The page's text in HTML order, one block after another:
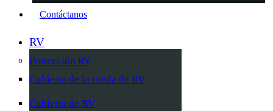
Contáctanos
RV
Protección RV
Cubierta de la rueda de RV
Cubierta de RV